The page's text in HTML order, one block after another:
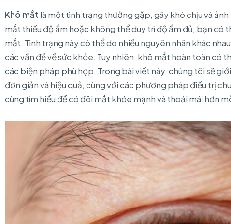
Khô mắt là một tình trạng thường gặp, gây khó chịu và
mắt thiếu độ ẩm hoặc không thể duy trì độ ẩm đủ, bạn có
mắt. Tình trạng này có thể do nhiều nguyên nhân khác
các vấn đề về sức khỏe. Tuy nhiên, khô mắt hoàn toàn có
các biện pháp phù hợp. Trong bài viết này, chúng tôi sẽ
đơn giản và hiệu quả, cùng với các phương pháp điều trị
cùng tìm hiểu để có đôi mắt khỏe mạnh và thoải mái hơn